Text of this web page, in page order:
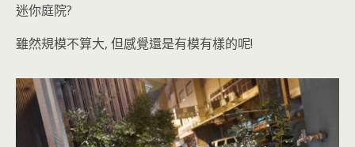
迷你庭院?
雖然規模不算大, 但感覺還是有模有樣的呢!